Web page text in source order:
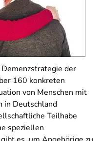
der
160 konkreten
von Menschen mit
in Deutschland
Teilhabe
speziellen